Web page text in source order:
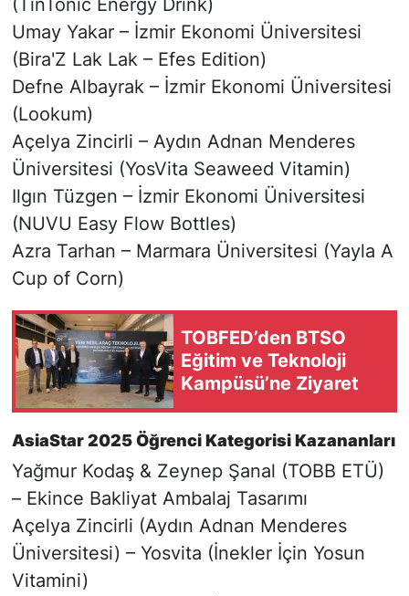
Umay Yakar – İzmir Ekonomi Üniversitesi
(Bira'Z Lak Lak – Efes Edition)
Defne Albayrak – İzmir Ekonomi Üniversitesi
(Lookum)
Açelya Zincirli – Aydın Adnan Menderes
Üniversitesi (YosVita Seaweed Vitamin)
Ilgın Tüzgen – İzmir Ekonomi Üniversitesi
(NUVU Easy Flow Bottles)
Azra Tarhan – Marmara Üniversitesi (Yayla A
Cup of Corn)
TOBFED’den BTSO
Eğitim ve Teknoloji
Kampüsü’ne Ziyaret
AsiaStar 2025 Öğrenci Kategorisi Kazananları
Yağmur Kodaş & Zeynep Şanal (TOBB ETÜ)
– Ekince Bakliyat Ambalaj Tasarımı
Açelya Zincirli (Aydın Adnan Menderes
Üniversitesi) – Yosvita (İnekler İçin Yosun
Vitamini)